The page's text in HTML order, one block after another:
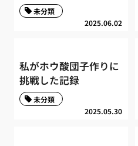
2025.06.02
未分類
私がホウ酸団子作りに
挑戦した記録
2025.05.30
未分類